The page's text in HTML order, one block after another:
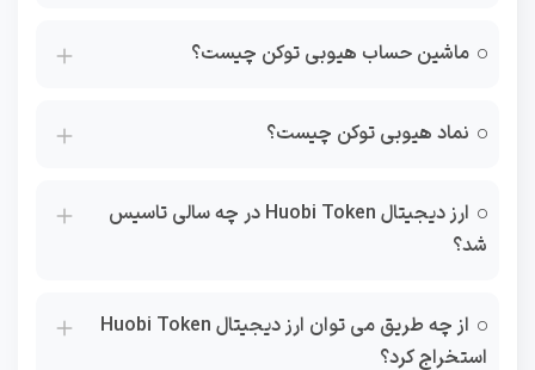
ماشین حساب هیوبی توکن چیست؟
نماد هیوبی توکن چیست؟
ارز دیجیتال Huobi Token در چه سالی تاسیس
شد؟
از چه طریق می توان ارز دیجیتال Huobi Token
استخراج کرد؟